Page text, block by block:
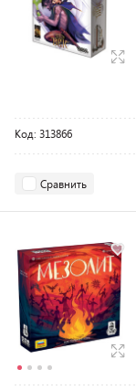
Код: 313866
Сравнить